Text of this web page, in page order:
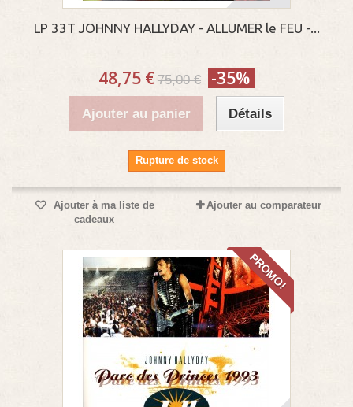
LP 33T JOHNNY HALLYDAY - ALLUMER le FEU -...
48,75 € 75,00 € -35%
Ajouter au panier Détails
Rupture de stock
Ajouter à ma liste de
cadeaux
Ajouter au comparateur
PROMO!